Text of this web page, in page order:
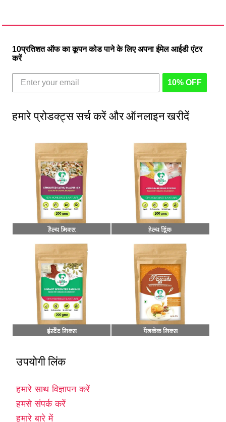
10प्रतिशत ऑफ का कूपन कोड पाने के लिए अपना ईमेल आईडी एंटर
करें
10% OFF
हमारे प्रोडक्ट्स सर्च करें और ऑनलाइन खरीदें
उपयोगी लिंक
हमारे साथ विज्ञापन करें
हमसे संपर्क करें
हमारे बारे में